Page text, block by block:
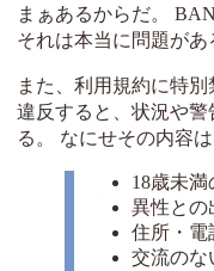
まぁあるからだ。
それは本当に問題があ
また、利用規約に特
違反すると、状況や
る。 なにせその内容は
18歳未
異性との
住所・電
交流のな